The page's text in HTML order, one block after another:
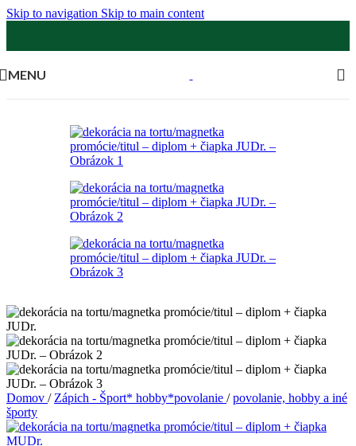
Skip to navigation Skip to main content
MENU
Domov / Zápich - Šport* hobby*povolanie / povolanie, hobby a iné
športy